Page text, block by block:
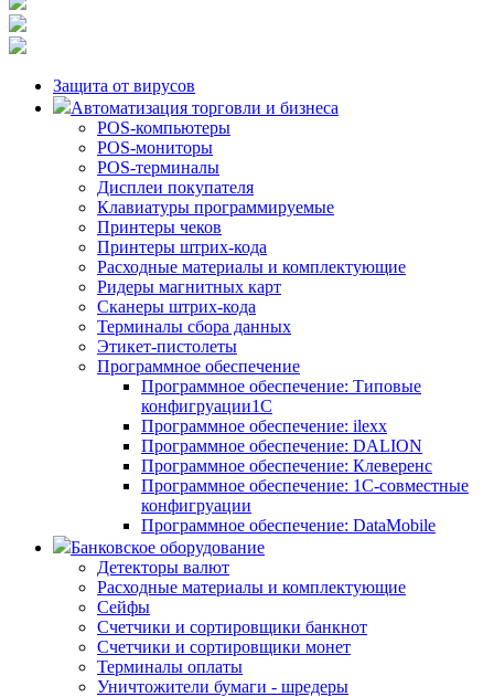
Защита от вирусов
Автоматизация торговли и бизнеса
POS-компьютеры
POS-мониторы
POS-терминалы
Дисплеи покупателя
Клавиатуры программируемые
Принтеры чеков
Принтеры штрих-кода
Расходные материалы и комплектующие
Ридеры магнитных карт
Сканеры штрих-кода
Терминалы сбора данных
Этикет-пистолеты
Программное обеспечение
Программное обеспечение: Типовые
конфигруации1С
Программное обеспечение: ilexx
Программное обеспечение: DALION
Программное обеспечение: Клеверенс
Программное обеспечение: 1С-совместные
конфигруации
Программное обеспечение: DataMobile
Банковское оборудование
Детекторы валют
Расходные материалы и комплектующие
Сейфы
Счетчики и сортировщики банкнот
Счетчики и сортировщики монет
Терминалы оплаты
Уничтожители бумаги - шредеры